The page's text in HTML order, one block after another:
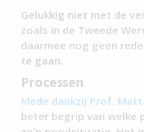
Gelukkig niet met de
zoals in de Tweede
daarmee nog geen
te gaan.
Processen
Mede dankzij Prof.
beter begrip van welke